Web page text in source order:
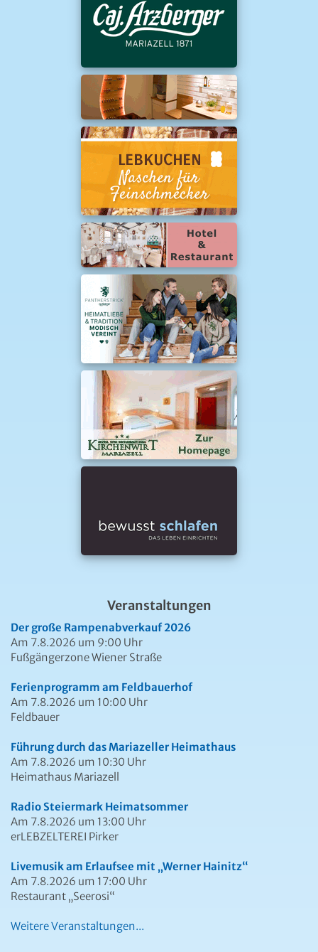
Veranstaltungen
Der große Rampenabverkauf 2026
Am 7.8.2026 um 9:00 Uhr
Fußgängerzone Wiener Straße
Ferienprogramm am Feldbauerhof
Am 7.8.2026 um 10:00 Uhr
Feldbauer
Führung durch das Mariazeller Heimathaus
Am 7.8.2026 um 10:30 Uhr
Heimathaus Mariazell
Radio Steiermark Heimatsommer
Am 7.8.2026 um 13:00 Uhr
erLEBZELTEREI Pirker
Livemusik am Erlaufsee mit „Werner Hainitz“
Am 7.8.2026 um 17:00 Uhr
Restaurant „Seerosi“
Weitere Veranstaltungen...